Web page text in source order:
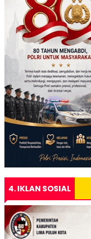
4. IKLAN SOSIAL